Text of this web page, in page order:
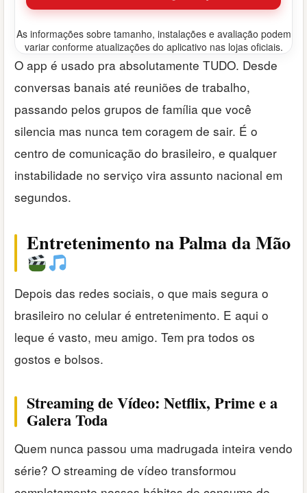
As informações sobre tamanho, instalações e avaliação podem
variar conforme atualizações do aplicativo nas lojas oficiais.
O app é usado pra absolutamente TUDO. Desde
conversas banais até reuniões de trabalho,
passando pelos grupos de família que você
silencia mas nunca tem coragem de sair. É o
centro de comunicação do brasileiro, e qualquer
instabilidade no serviço vira assunto nacional em
segundos.
Entretenimento na Palma da Mão
Depois das redes sociais, o que mais segura o
brasileiro no celular é entretenimento. E aqui o
leque é vasto, meu amigo. Tem pra todos os
gostos e bolsos.
Streaming de Vídeo: Netflix, Prime e a
Galera Toda
Quem nunca passou uma madrugada inteira vendo
série? O streaming de vídeo transformou